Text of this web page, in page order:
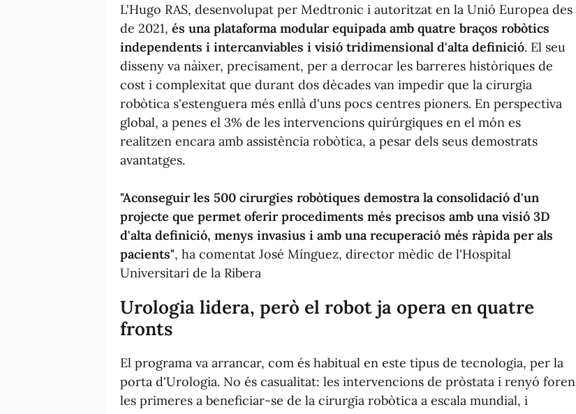
L'Hugo RAS, desenvolupat per Medtronic i autoritzat en la Unió Europea des
de 2021, és una plataforma modular equipada amb quatre braços robòtics
independents i intercanviables i visió tridimensional d'alta definició. El seu
disseny va nàixer, precisament, per a derrocar les barreres històriques de
cost i complexitat que durant dos dècades van impedir que la cirurgia
robòtica s'estenguera més enllà d'uns pocs centres pioners. En perspectiva
global, a penes el 3% de les intervencions quirúrgiques en el món es
realitzen encara amb assistència robòtica, a pesar dels seus demostrats
avantatges.
"Aconseguir les 500 cirurgies robòtiques demostra la consolidació d'un
projecte que permet oferir procediments més precisos amb una visió 3D
d'alta definició, menys invasius i amb una recuperació més ràpida per als
pacients", ha comentat José Mínguez, director mèdic de l'Hospital
Universitari de la Ribera
Urologia lidera, però el robot ja opera en quatre
fronts
El programa va arrancar, com és habitual en este tipus de tecnologia, per la
porta d'Urologia. No és casualitat: les intervencions de pròstata i renyó foren
les primeres a beneficiar-se de la cirurgia robòtica a escala mundial, i